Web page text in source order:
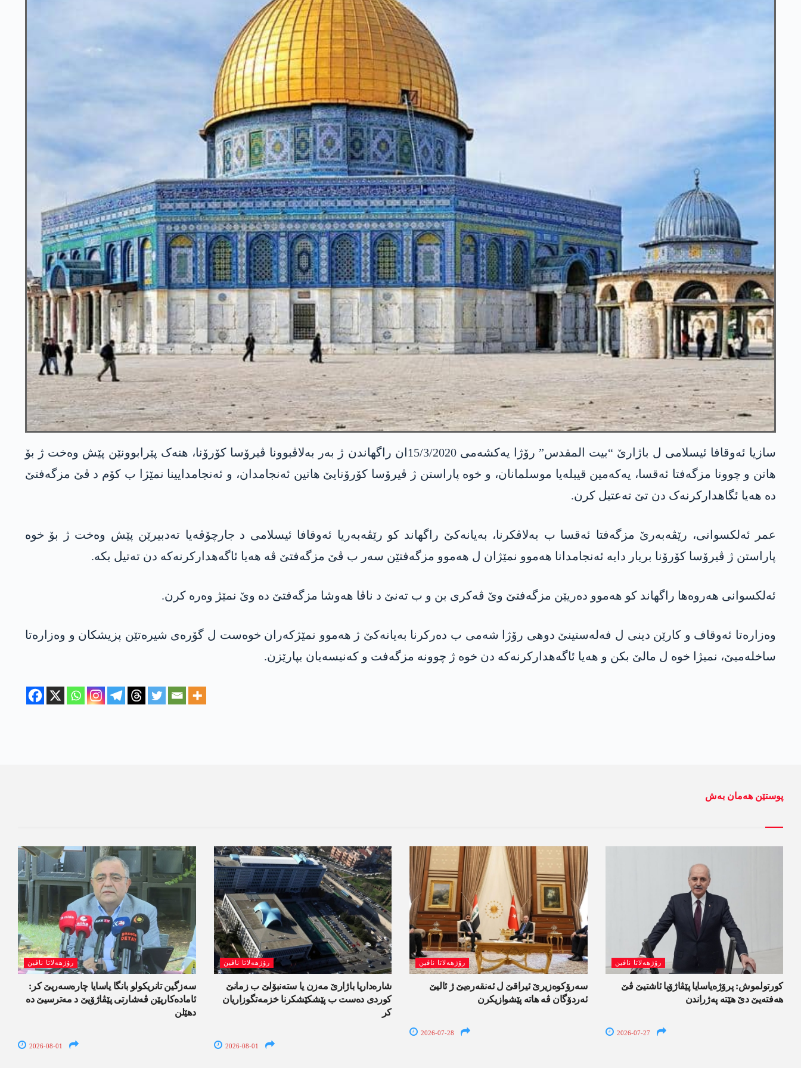
سازیا ئەوقافا ئیسلامی ل باژارێ “بیت المقدس” رۆژا یەکشەمی 15/3/2020ان راگهاندن ژ بەر بەلاڤبوونا ڤیرۆسا کۆرۆنا، هنەک پێرابوونێن پێش وەخت ژ بۆ
هاتن و چوونا مزگەفتا ئەقسا، یەکەمین قیبلەیا موسلمانان، و خوە پاراستن ژ ڤیرۆسا کۆرۆنایێ هاتین ئەنجامدان، و ئەنجامدایینا نمێژا ب کۆم د ڤێ مزگەفتێ
دە هەیا ئگاهدارکرنەک دن تێ تەعتیل کرن.
عمر ئەلکسوانی، رێڤەبەرێ مزگەفتا ئەقسا ب بەلاڤکرنا، بەیانەکێ راگهاند کو رێڤەبەریا ئەوقافا ئیسلامی د جارچۆڤەیا تەدبیرێن پێش وەخت ژ بۆ خوە
پاراستن ژ ڤیرۆسا کۆرۆنا بریار دایە ئەنجامدانا هەموو نمێژان ل هەموو مزگەفتێن سەر ب ڤێ مزگەفتێ ڤە هەیا ئاگەهدارکرنەکە دن تەتیل بکە.
ئەلکسوانی هەروەها راگهاند کو هەموو دەریێن مزگەفتێ وێ ڤەکری بن و ب تەنێ د ناڤا هەوشا مزگەفتێ دە وێ نمێژ وەرە کرن.
وەزارەتا ئەوقاف و کارێن دینی ل فەلەستینێ دوهی رۆژا شەمی ب دەرکرنا بەیانەکێ ژ هەموو نمێژکەران خوەست ل گۆرەی شیرەتێن پزیشکان و وەزارەتا
ساخلەمیێ، نمیژا خوە ل مالێ بکن و هەیا ئاگەهدارکرنەکە دن خوە ژ چوونە مزگەفت و کەنیسەیان بپارێزن.
پوستێن ھەمان بەش
رۆژھەلاتا ناڤین
سەزگین تانریکولو بانگا یاسایا چارەسەریێ کر:
ئامادەکاریێن ڤەشارتی پێڤاژۆیێ د مەترسیێ دە
دھێلن
2026-08-01
رۆژھەلاتا ناڤین
شارەداریا باژارێ مەزن یا ستەنبۆلێ ب زمانێ
کوردی دەست ب پێشکێشکرنا خزمەتگوزاریان
کر
2026-08-01
رۆژھەلاتا ناڤین
سەرۆکوەزیرێ ئیراقێ ل ئەنقەرەیێ ژ ئالیێ
ئەردۆگان ڤە ھاتە پێشوازیکرن
2026-07-28
رۆژھەلاتا ناڤین
کورتولموش: پرۆژەیاسایا پێڤاژۆیا ئاشتیێ ڤێ
ھەفتەیێ دێ هێتە پەژراندن
2026-07-27